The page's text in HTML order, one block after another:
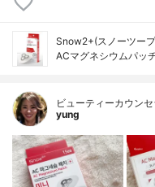
Snow2+(スノーツー
ACマグネシウムパッ
ビューティーカウン
yung